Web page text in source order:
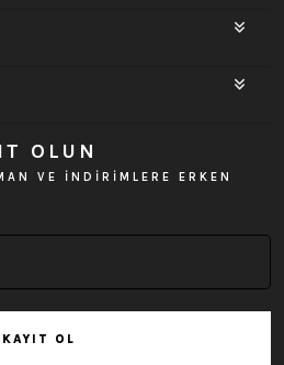
OLUN
VE İNDİRİMLERE ERKEN
KAYIT OL